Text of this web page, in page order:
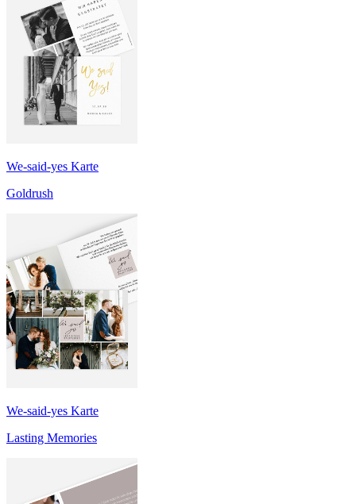
We-said-yes Karte
Goldrush
We-said-yes Karte
Lasting Memories